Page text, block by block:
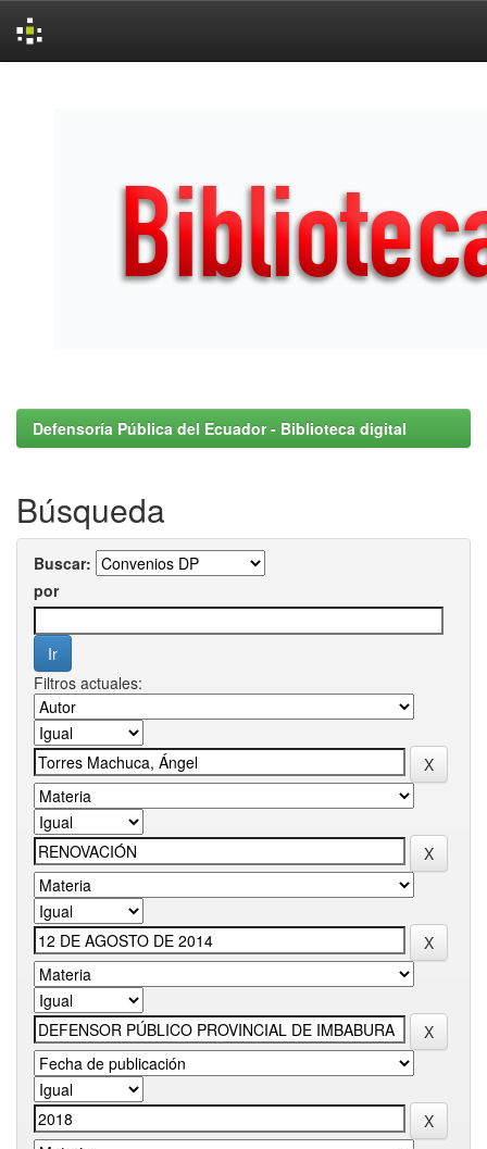
Defensoría Pública del Ecuador - Biblioteca digital
Búsqueda
Buscar:
por
Filtros actuales: